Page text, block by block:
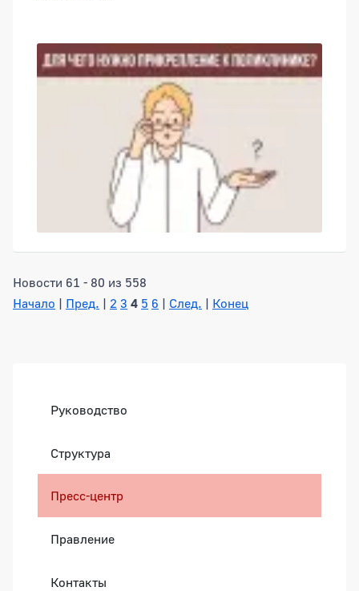
Новости 61 - 80 из 558
Начало | Пред. | 2 3 4 5 6 | След. | Конец
Руководство
Структура
Пресс-центр
Правление
Контакты